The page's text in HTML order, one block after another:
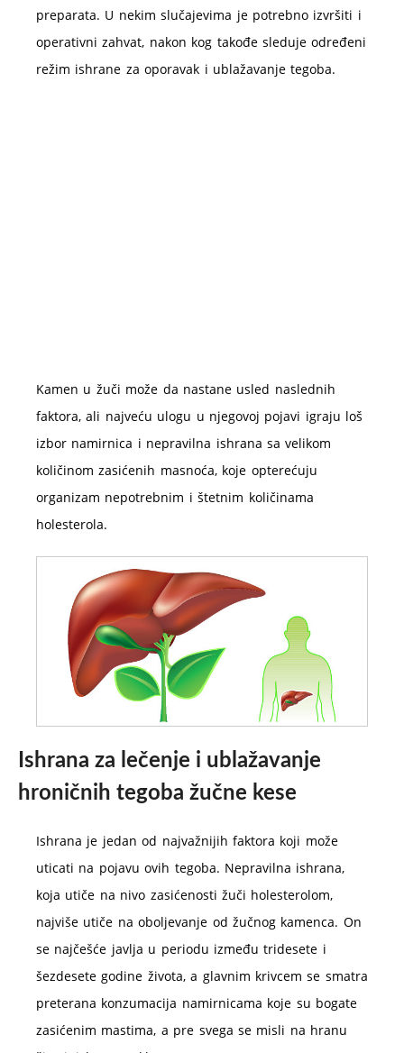
preparata. U nekim slučajevima je potrebno izvršiti i
operativni zahvat, nakon kog takođe sleduje određeni
režim ishrane za oporavak i ublažavanje tegoba.
Kamen u žuči može da nastane usled naslednih
faktora, ali najveću ulogu u njegovoj pojavi igraju loš
izbor namirnica i nepravilna ishrana sa velikom
količinom zasićenih masnoća, koje opterećuju
organizam nepotrebnim i štetnim količinama
holesterola.
Ishrana za lečenje i ublažavanje
hroničnih tegoba žučne kese
Ishrana je jedan od najvažnijih faktora koji može
uticati na pojavu ovih tegoba. Nepravilna ishrana,
koja utiče na nivo zasićenosti žuči holesterolom,
najviše utiče na oboljevanje od žučnog kamenca. On
se najčešće javlja u periodu između tridesete i
šezdesete godine života, a glavnim krivcem se smatra
preterana konzumacija namirnicama koje su bogate
zasićenim mastima, a pre svega se misli na hranu